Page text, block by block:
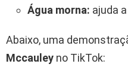
Água morna: ajuda
Abaixo, uma
Mccauley no TikTok: